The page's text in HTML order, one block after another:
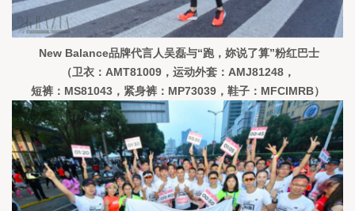
New Balance品牌代言人吴磊与“跑，妳说了算”粉红巴士
（卫衣：AMT81009，运动外套：AMJ81248，
短裤：MS81043，紧身裤：MP73039，鞋子：MFCIMRB）